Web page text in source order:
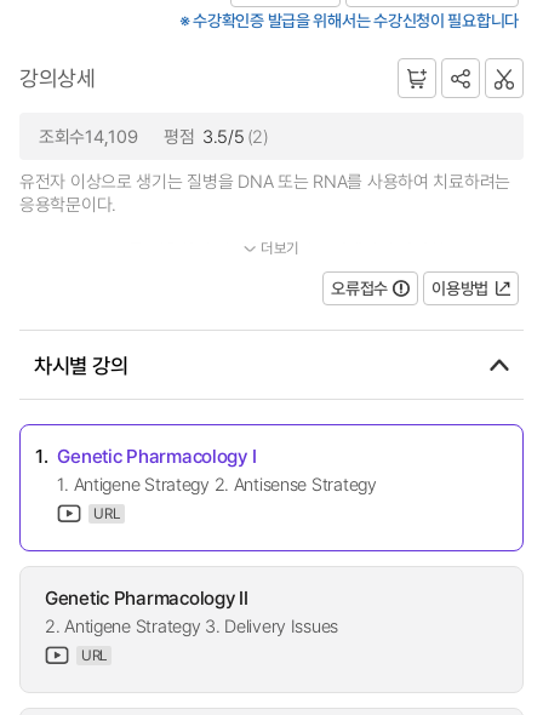
※ 수강확인증 발급을 위해서는 수강신청이 필요합니다
강의상세
조회수14,109 평점 3.5/5 (2)
유전자 이상으로 생기는 질병을 DNA 또는 RNA를 사용하여 치료하려는
응용학문이다.
DNA 또는 RNA를 이용하여 질병을 일으키는 단백질의 과발현...
더보기
오류접수 이용방법
차시별 강의
1. Genetic Pharmacology I
1. Antigene Strategy 2. Antisense Strategy
URL
Genetic Pharmacology II
2. Antigene Strategy 3. Delivery Issues
URL